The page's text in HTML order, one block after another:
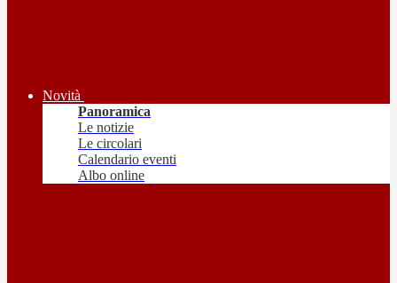
Novità
Panoramica
Le notizie
Le circolari
Calendario eventi
Albo online